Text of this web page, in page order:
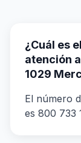
¿Cuál es
atención
1029
El número
es 800 733